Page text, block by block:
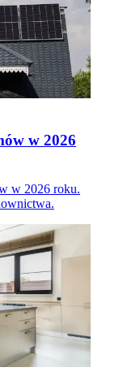
w 2026
w 2026 roku.